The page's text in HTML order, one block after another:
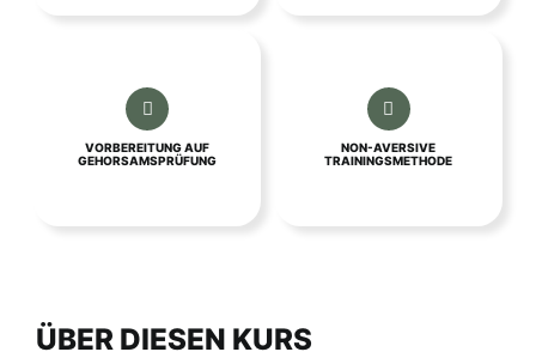
VORBEREITUNG AUF
GEHORSAMSPRÜFUNG
NON-AVERSIVE
TRAININGSMETHODE
ÜBER DIESEN KURS